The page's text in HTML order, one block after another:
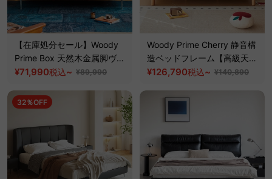
【在庫処分セール】Woody
Prime Box 天然木金属脚ヴィ
ンテージ風ベッド【高級天然
¥71,990税込~ ¥89,990
Woody Prime Cherry 静音構
造ベッドフレーム【高級天然
チェリー材】
¥126,790税込~ ¥140,890
32％OFF